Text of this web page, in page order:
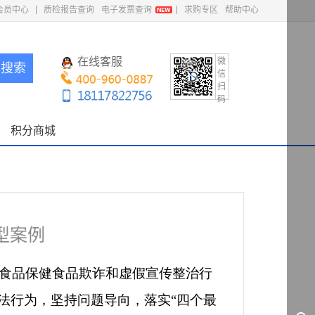
员中心 质检报告查询 电子发票查询 求购专区 帮助中心
搜索 在线客服
微
信
扫
码
积分商城
案例